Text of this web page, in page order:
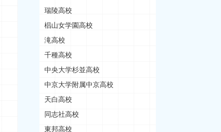
瑞陵高校
椙山女学園高校
滝高校
千種高校
中央大学杉並高校
中京大学附属中京高校
天白高校
同志社高校
東邦高校